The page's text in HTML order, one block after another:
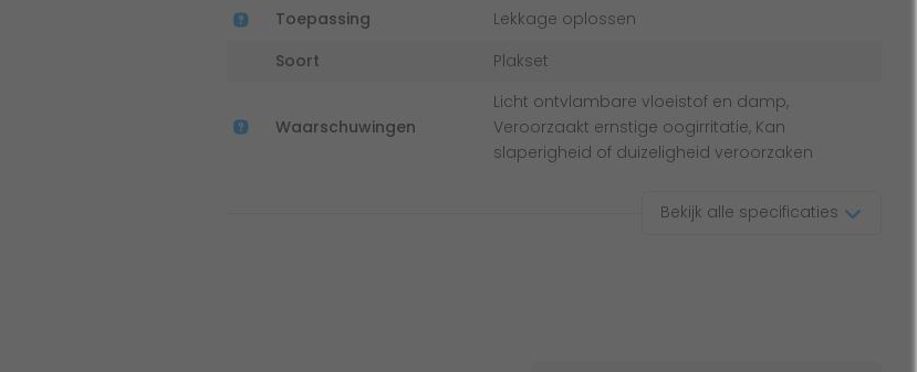
Toepassing
Lekkage oplossen
Soort
Plakset
Waarschuwingen
Licht ontvlambare vloeistof en damp,
Veroorzaakt ernstige oogirritatie, Kan
slaperigheid of duizeligheid veroorzaken
Bekijk alle specificaties